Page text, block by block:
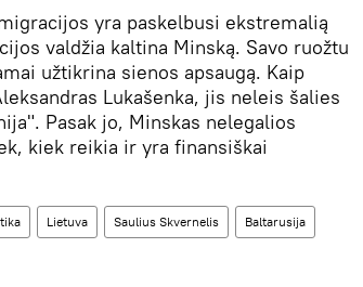
yra paskelbusi ekstremalią
valdžia kaltina Minską. Savo ruožtu
užtikrina sienos apsaugą. Kaip
Lukašenka, jis neleis šalies
Pasak jo, Minskas nelegalios
kiek reikia ir yra finansiškai
Lietuva Saulius Skvernelis Baltarusija